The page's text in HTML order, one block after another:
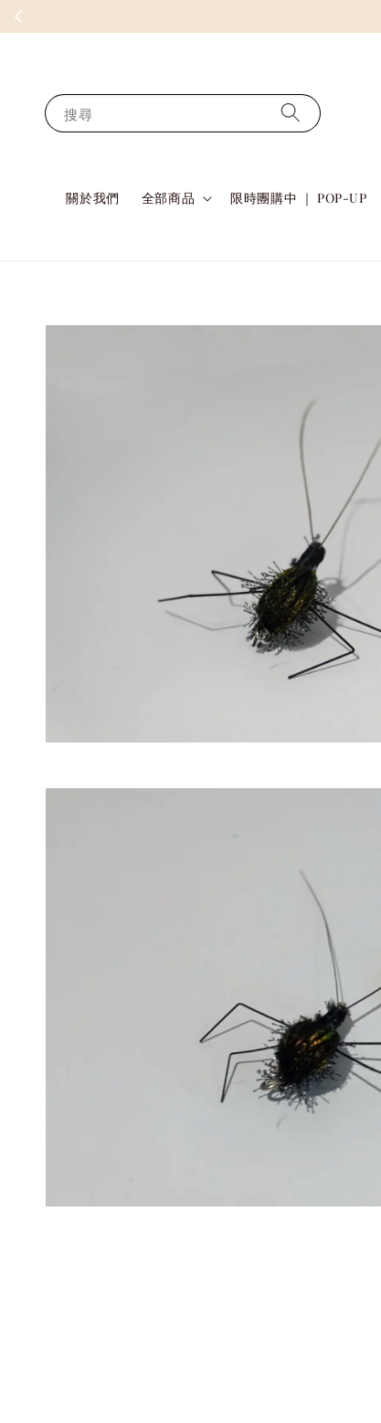
搜尋
關於我們 全部商品 限時團購中 ｜ POP-UP